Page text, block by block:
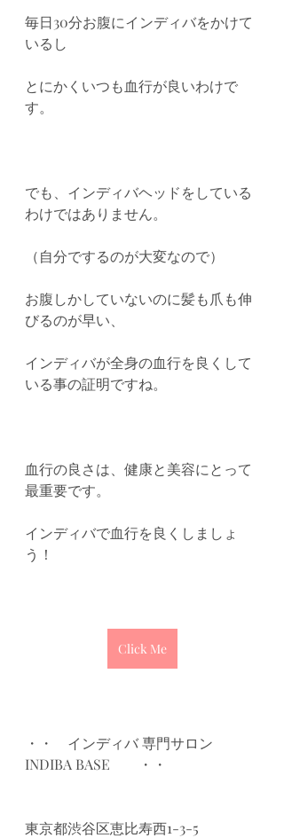
毎日30分お腹にインディバをかけて
いるし
とにかくいつも血行が良いわけで
す。
でも、インディバヘッドをしている
わけではありません。
（自分でするのが大変なので）
お腹しかしていないのに髪も爪も伸
びるのが早い、
インディバが全身の血行を良くして
いる事の証明ですね。
血行の良さは、健康と美容にとって
最重要です。
インディバで血行を良くしましょ
う！
Click Me
・・　インディバ 専門サロン
INDIBA BASE　　・・
東京都渋谷区恵比寿西1-3-5